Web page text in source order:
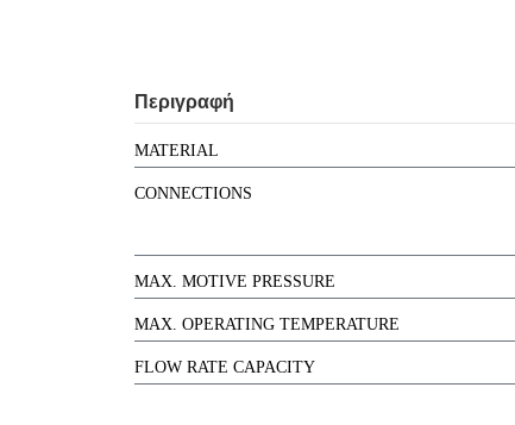
Περιγραφή
MATERIAL
CONNECTIONS
MAX. MOTIVE PRESSURE
MAX. OPERATING TEMPERATURE
FLOW RATE CAPACITY